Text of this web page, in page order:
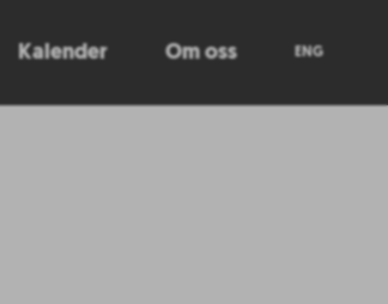
Kalender Om oss ENG